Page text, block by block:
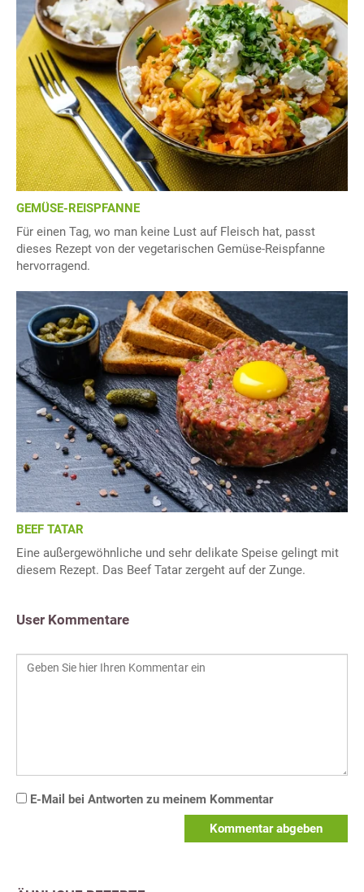
GEMÜSE-REISPFANNE
Für einen Tag, wo man keine Lust auf Fleisch hat, passt
dieses Rezept von der vegetarischen Gemüse-Reispfanne
hervorragend.
BEEF TATAR
Eine außergewöhnliche und sehr delikate Speise gelingt mit
diesem Rezept. Das Beef Tatar zergeht auf der Zunge.
User Kommentare
E-Mail bei Antworten zu meinem Kommentar
Kommentar abgeben